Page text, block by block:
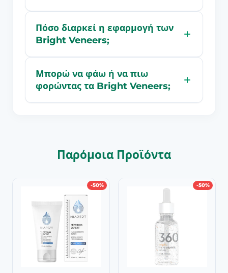
Πόσο διαρκεί η εφαρμογή των
Bright Veneers;
Μπορώ να φάω ή να πιω
φορώντας τα Bright Veneers;
Παρόμοια Προϊόντα
-50% -50%